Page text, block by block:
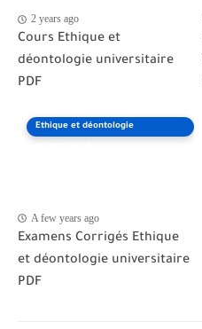
2 years ago
Cours Ethique et
déontologie universitaire
PDF
Ethique et déontologie
A few years ago
Examens Corrigés Ethique
et déontologie universitaire
PDF